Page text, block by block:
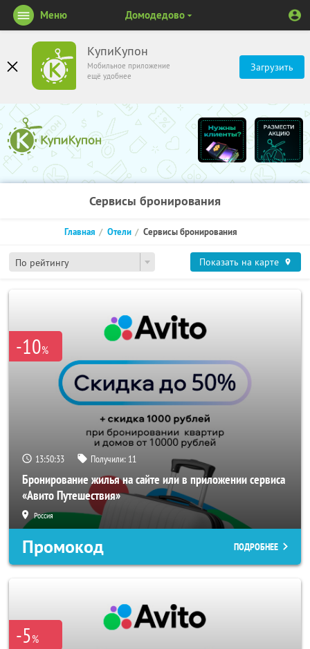
КупиКупон
Мобильное приложение
ещё удобнее
Загрузить
Меню Домодедово
Сервисы бронирования
По рейтингу
Главная Отели Сервисы бронирования
Показать на карте
-10%
13:50:33 Получили: 11
Бронирование жилья на сайте или в приложении сервиса
«Авито Путешествия»
Россия
Промокод ПОДРОБНЕЕ
-5%